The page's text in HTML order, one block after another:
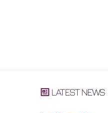
LATEST NEWS